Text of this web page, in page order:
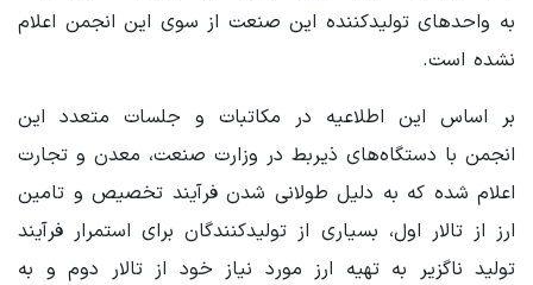
به واحدهای تولیدکننده این صنعت از سوی این انجمن اعلام
نشده است.
بر اساس این اطلاعیه در مکاتبات و جلسات متعدد این
انجمن با دستگاه‌های ذیربط در وزارت صنعت، معدن و تجارت
اعلام شده که به دلیل طولانی شدن فرآیند تخصیص و تامین
ارز از تالار اول، بسیاری از تولیدکنندگان برای استمرار فرآیند
تولید ناگزیر به تهیه ارز مورد نیاز خود از تالار دوم و به